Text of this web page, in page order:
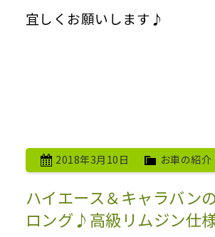
宜しくお願いします♪
2018年3月10日 お車の紹介
ハイエース＆キャラバン
ロング♪高級リムジン仕